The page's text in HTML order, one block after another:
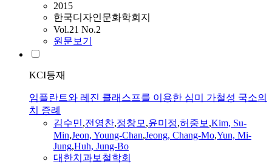
2015
한국디자인문화학회지
Vol.21 No.2
원문보기
KCI등재
임플란트와 레진 클래스프를 이용한 심미 가철성 국소의
치 증례
김수민,전영찬,정창모,윤미정,허중보,Kim, Su-
Min,Jeon, Young-Chan,Jeong, Chang-Mo,Yun, Mi-
Jung,Huh, Jung-Bo
대한치과보철학회